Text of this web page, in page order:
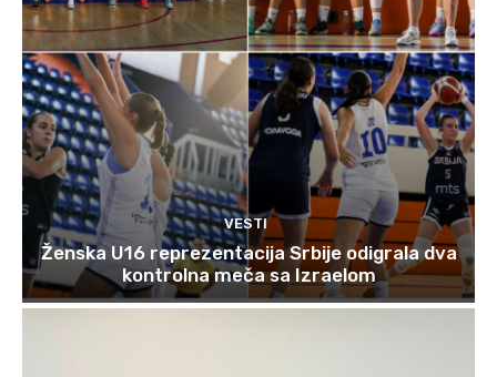
VESTI
Ženska U16 reprezentacija Srbije odigrala dva
kontrolna meča sa Izraelom